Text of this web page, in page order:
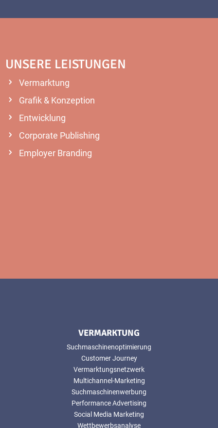
UNSERE LEISTUNGEN
Vermarktung
Grafik & Konzeption
Entwicklung
Corporate Publishing
Employer Branding
VERMARKTUNG
Suchmaschinenoptimierung
Customer Journey
Vermarktungsnetzwerk
Multichannel-Marketing
Suchmaschinenwerbung
Performance Advertising
Social Media Marketing
Wettbewerbsanalyse